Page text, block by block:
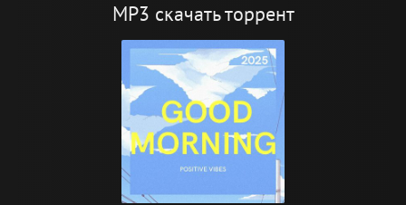
MP3 скачать торрент